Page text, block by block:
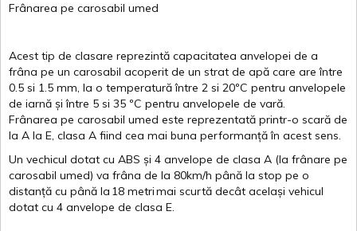
Frânarea pe carosabil umed
Acest tip de clasare reprezintă capacitatea anvelopei de a
frâna pe un carosabil acoperit de un strat de apă care areîntre
0.5 si 1.5 mm, la o temperatură între 2 si 20ºC pentru anvelopele
de iarnă și între 5 si 35 ºC pentru anvelopele de vară.
Frânarea pe carosabil umed este reprezentată printr-o scară de
la A la E, clasa A fiind cea mai buna performanță în acest sens.
Un vechicul dotat cu ABS și 4 anvelope de clasa A (la frânare pe
carosabil umed) va frâna de la 80km/h până la stop pe o
distanță cu până la 18 metrimai scurtă decât același vehicul
dotat cu 4 anvelope de clasa E.